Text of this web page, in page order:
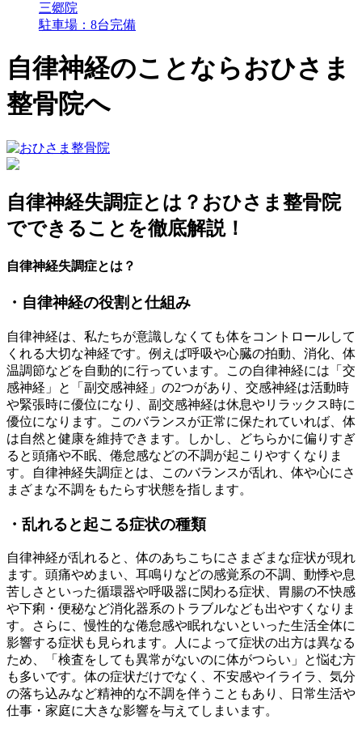
三郷院
駐車場：8台完備
自律神経のことならおひさま
整骨院へ
自律神経失調症とは？おひさま整骨院
でできることを徹底解説！
自律神経失調症とは？
・自律神経の役割と仕組み
自律神経は、私たちが意識しなくても体をコントロールして
くれる大切な神経です。例えば呼吸や心臓の拍動、消化、体
温調節などを自動的に行っています。この自律神経には「交
感神経」と「副交感神経」の2つがあり、交感神経は活動時
や緊張時に優位になり、副交感神経は休息やリラックス時に
優位になります。このバランスが正常に保たれていれば、体
は自然と健康を維持できます。しかし、どちらかに偏りすぎ
ると頭痛や不眠、倦怠感などの不調が起こりやすくなりま
す。自律神経失調症とは、このバランスが乱れ、体や心にさ
まざまな不調をもたらす状態を指します。
・乱れると起こる症状の種類
自律神経が乱れると、体のあちこちにさまざまな症状が現れ
ます。頭痛やめまい、耳鳴りなどの感覚系の不調、動悸や息
苦しさといった循環器や呼吸器に関わる症状、胃腸の不快感
や下痢・便秘など消化器系のトラブルなども出やすくなりま
す。さらに、慢性的な倦怠感や眠れないといった生活全体に
影響する症状も見られます。人によって症状の出方は異なる
ため、「検査をしても異常がないのに体がつらい」と悩む方
も多いです。体の症状だけでなく、不安感やイライラ、気分
の落ち込みなど精神的な不調を伴うこともあり、日常生活や
仕事・家庭に大きな影響を与えてしまいます。